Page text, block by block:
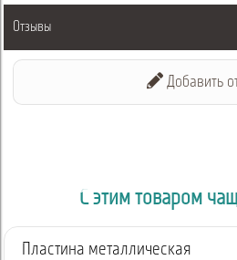
Отзывы
Добавить
С этим товаром
Пластина металлическая